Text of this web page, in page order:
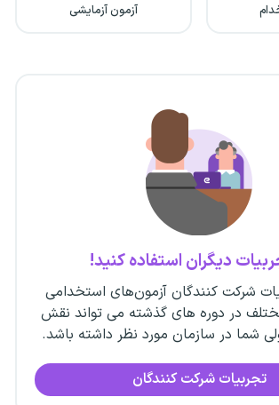
آزمون آزمایشی
دیگران استفاده کنید!
شرکت کنندگان آزمون‌های استخدامی
در دوره های گذشته می تواند نقش
شما در سازمان مورد نظر داشته باشد.
تجربیات شرکت کنندگان